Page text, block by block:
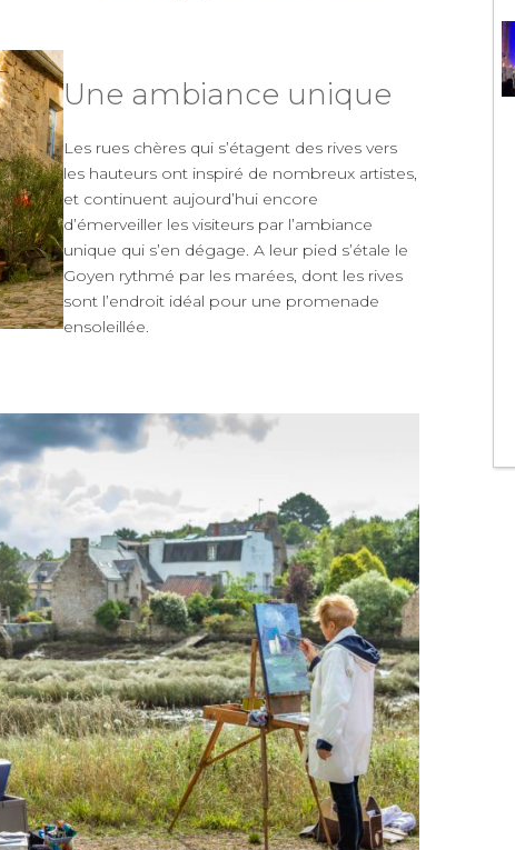
Une ambiance unique
Les rues chères qui s’étagent des rives vers
les hauteurs ont inspiré de nombreux artistes,
et continuent aujourd’hui encore
d’émerveiller les visiteurs par l’ambiance
unique qui s’en dégage. A leur pied s’étale le
Goyen rythmé par les marées, dont les rives
sont l’endroit idéal pour une promenade
ensoleillée.